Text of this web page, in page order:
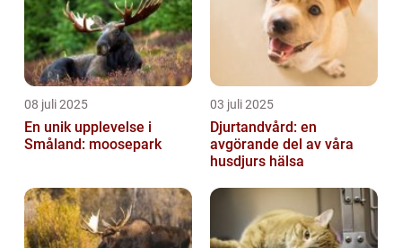
08 juli 2025
En unik upplevelse i
Småland: moosepark
03 juli 2025
Djurtandvård: en
avgörande del av våra
husdjurs hälsa